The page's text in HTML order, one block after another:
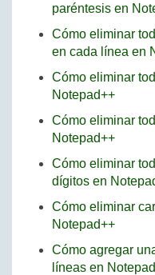
paréntesis en
Cómo eliminar
en cada línea en
Cómo eliminar
Notepad++
Cómo eliminar
Notepad++
Cómo eliminar
dígitos en
Cómo eliminar
Notepad++
Cómo agregar
líneas en